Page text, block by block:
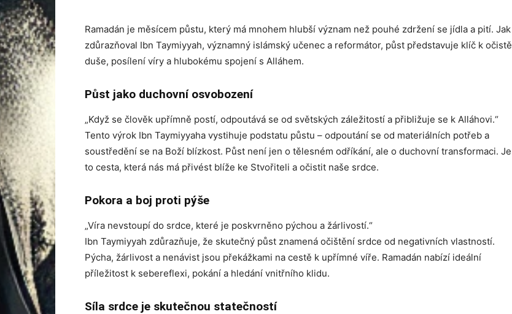
Ramadán je měsícem půstu, který má mnohem hlubší význam než pouhé zdržení se jídla a pití. Jak
zdůrazňoval Ibn Taymiyyah, významný islámský učenec a reformátor, půst představuje klíč k očistě
duše, posílení víry a hlubokému spojení s Alláhem.
Půst jako duchovní osvobození
„Když se člověk upřímně postí, odpoutává se od světských záležitostí a přibližuje se k Alláhovi.“
Tento výrok Ibn Taymiyyaha vystihuje podstatu půstu – odpoutání se od materiálních potřeb a
soustředění se na Boží blízkost. Půst není jen o tělesném odříkání, ale o duchovní transformaci. Je
to cesta, která nás má přivést blíže ke Stvořiteli a očistit naše srdce.
Pokora a boj proti pýše
„Víra nevstoupí do srdce, které je poskvrněno pýchou a žárlivostí.“
Ibn Taymiyyah zdůrazňuje, že skutečný půst znamená očištění srdce od negativních vlastností.
Pýcha, žárlivost a nenávist jsou překážkami na cestě k upřímné víře. Ramadán nabízí ideální
příležitost k sebereflexi, pokání a hledání vnitřního klidu.
Síla srdce je skutečnou statečností